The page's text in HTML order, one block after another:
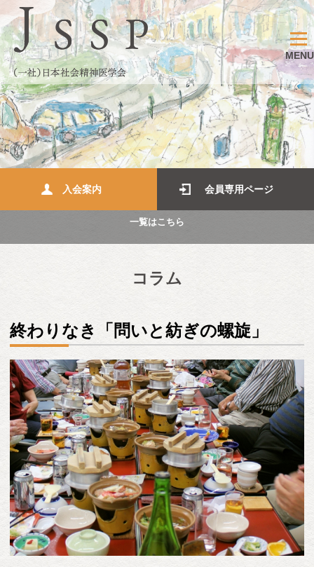
MENU
入会案内 会員専用ページ
一覧はこちら
コラム
終わりなき「問いと紡ぎの螺旋」